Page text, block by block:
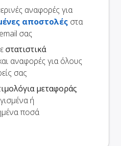
αναφορές για
αποστολές στα
σας
στατιστικά
αναφορές για όλους
σας
μεταφοράς
ή
ποσά